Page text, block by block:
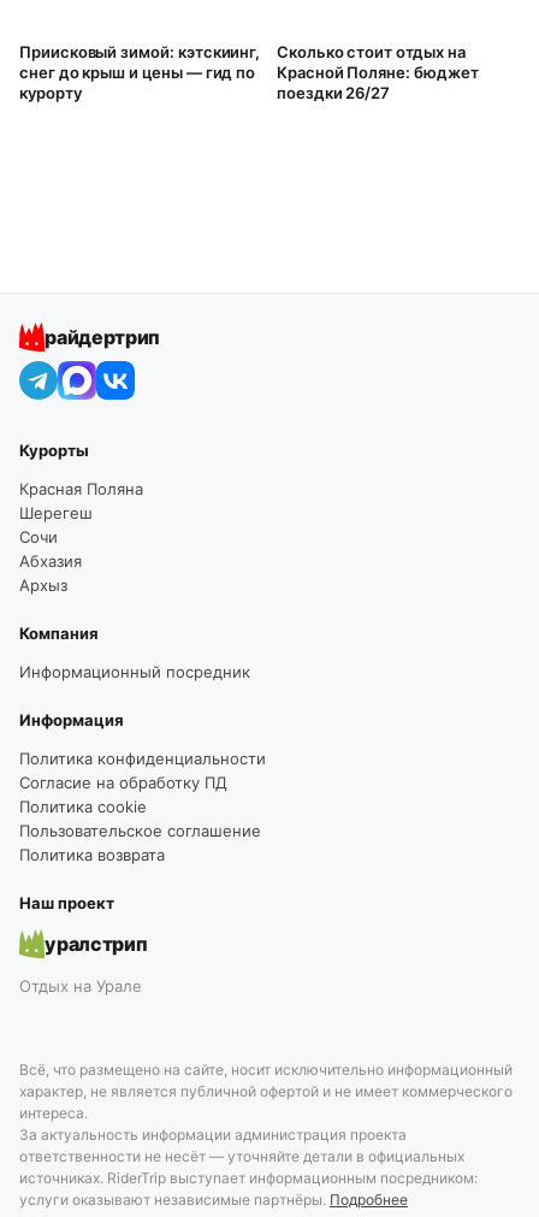
Приисковый зимой: кэтскиинг,
снег до крыш и цены — гид по
курорту
Сколько стоит отдых на
Красной Поляне: бюджет
поездки 26/27
райдертрип
Курорты
Красная Поляна
Шерегеш
Сочи
Абхазия
Архыз
Компания
Информационный посредник
Информация
Политика конфиденциальности
Согласие на обработку ПД
Политика cookie
Пользовательское соглашение
Политика возврата
Наш проект
уралстрип
Отдых на Урале
Всё, что размещено на сайте, носит исключительно информационный
характер, не является публичной офертой и не имеет коммерческого
интереса.
За актуальность информации администрация проекта
ответственности не несёт — уточняйте детали в официальных
источниках. RiderTrip выступает информационным посредником:
услуги оказывают независимые партнёры. Подробнее